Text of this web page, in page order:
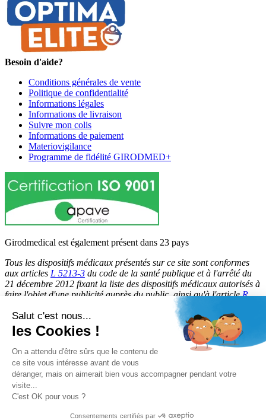
Besoin d'aide?
Conditions générales de vente
Politique de confidentialité
Informations légales
Informations de livraison
Suivre mon colis
Informations de paiement
Materiovigilance
Programme de fidélité GIRODMED+
Girodmedical est également présent dans 23 pays
Tous les dispositifs médicaux présentés sur ce site sont conformes
aux articles L 5213-3 du code de la santé publique et à l'arrêté du
21 décembre 2012 fixant la liste des dispositifs médicaux autorisés à
faire l'objet d'une publicité auprès du public, ainsi qu'à l'articleR
du code de la santé publique. Par conséquent, ils peuvent
être légalement promus et rendus accessibles au public.
© 2026 Girodmedical. Tous droits réservés.
Paiement 100 % sécurisé !
Contrôle Anti-Fraude, Certificat SSL
Salut c'est nous...
les Cookies !
On a attendu d'être sûrs que le contenu de
ce site vous intéresse avant de vous
déranger, mais on aimerait bien vous accompagner pendant votre
visite...
C'est OK pour vous ?
Consentements certifiés par